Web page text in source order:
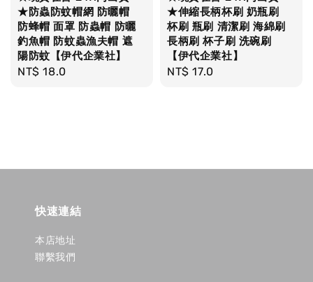
★防蟲防蚊帽網 防曬帽
防蜂帽 面罩 防蟲帽 防曬
釣魚帽 防蚊蟲漁夫帽 遮
陽防蚊【伊代企業社】
Regular
NT$ 18.0
★伸縮長柄杯刷 奶瓶刷
杯刷 瓶刷 清潔刷 海綿刷
長柄刷 杯子刷 洗碗刷
【伊代企業社】
Regular
NT$ 17.0
快速連結
本店地址
聯繫我們